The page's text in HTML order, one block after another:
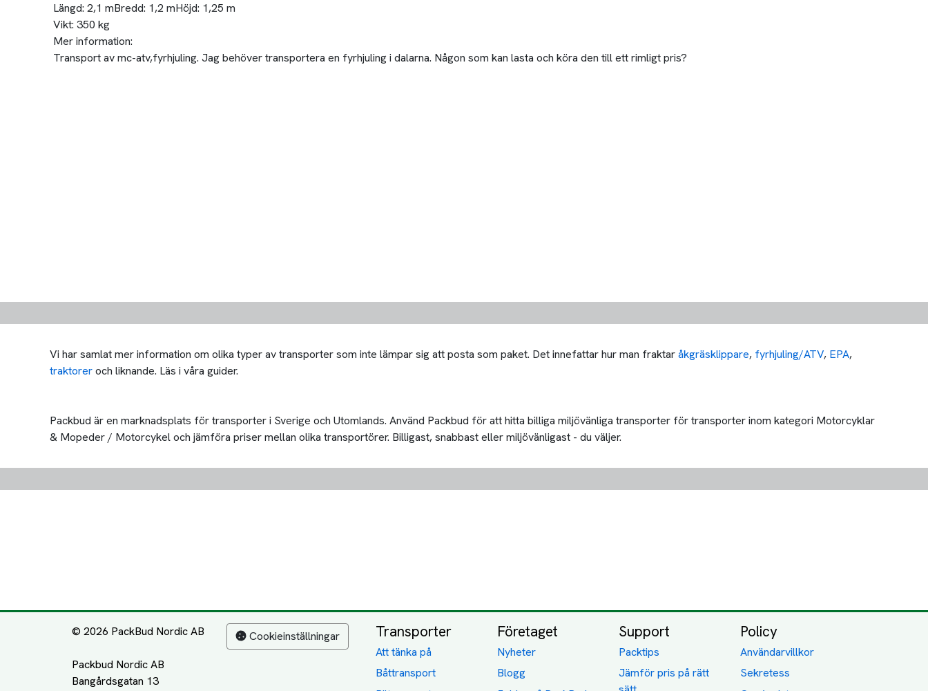
Längd: 2,1 mBredd: 1,2 mHöjd: 1,25 m
Vikt: 350 kg
Mer information:
Transport av mc-atv,fyrhjuling. Jag behöver transportera en fyrhjuling i dalarna. Någon som kan lasta och köra den till ett rimligt pris?
Vi har samlat mer information om olika typer av transporter som inte lämpar sig att posta som paket. Det innefattar hur man fraktaråkgräsklippare, fyrhjuling/ATV, EPA,
traktoreroch liknande. Läs i våra guider.
Packbud är en marknadsplats för transporter i Sverige och Utomlands. Använd Packbud för att hitta billiga miljövänliga transporter för transporter inom kategori Motorcyklar
& Mopeder / Motorcykel och jämföra priser mellan olika transportörer. Billigast, snabbast eller miljövänligast - du väljer.
© 2026 PackBud Nordic AB
Packbud Nordic AB
Bangårdsgatan 13
Cookieinställningar Transporter
Att tänka på
Båttransport
Företaget
Nyheter
Blogg
Support
Packtips
Jämför pris på rätt
Policy
Användarvillkor
Sekretess